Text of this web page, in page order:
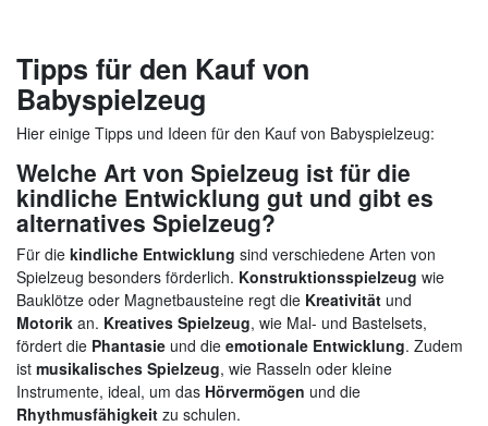
Tipps für den Kauf von
Babyspielzeug
Hier einige Tipps und Ideen für den Kauf von Babyspielzeug:
Welche Art von Spielzeug ist für die
kindliche Entwicklung gut und gibt es
alternatives Spielzeug?
Für die kindliche Entwicklung sind verschiedene Arten von
Spielzeug besonders förderlich. Konstruktionsspielzeug wie
Bauklötze oder Magnetbausteine regt die Kreativität und
Motorik an. Kreatives Spielzeug, wie Mal- und Bastelsets,
fördert die Phantasie und die emotionale Entwicklung. Zudem
ist musikalisches Spielzeug, wie Rasseln oder kleine
Instrumente, ideal, um das Hörvermögen und die
Rhythmusfähigkeit zu schulen.